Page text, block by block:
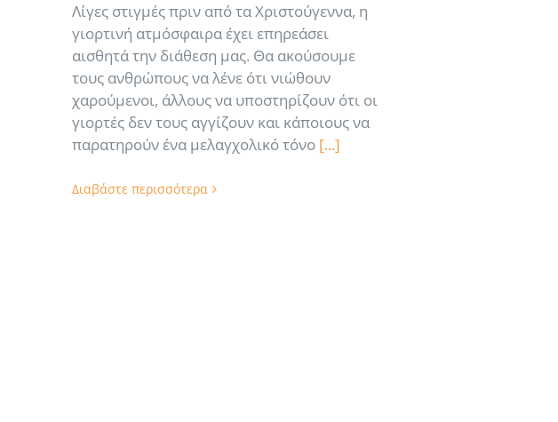
Λίγες στιγμές πριν από τα Χριστούγεννα, η
γιορτινή ατμόσφαιρα έχει επηρεάσει
αισθητά την διάθεση μας. Θα ακούσουμε
τους ανθρώπους να λένε ότι νιώθουν
χαρούμενοι, άλλους να υποστηρίζουν ότι οι
γιορτές δεν τους αγγίζουν και κάποιους να
παρατηρούν ένα μελαγχολικό τόνο [...]
Διαβάστε περισσότερα